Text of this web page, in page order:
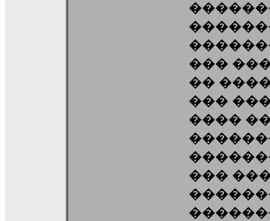
���
��
���
����
���